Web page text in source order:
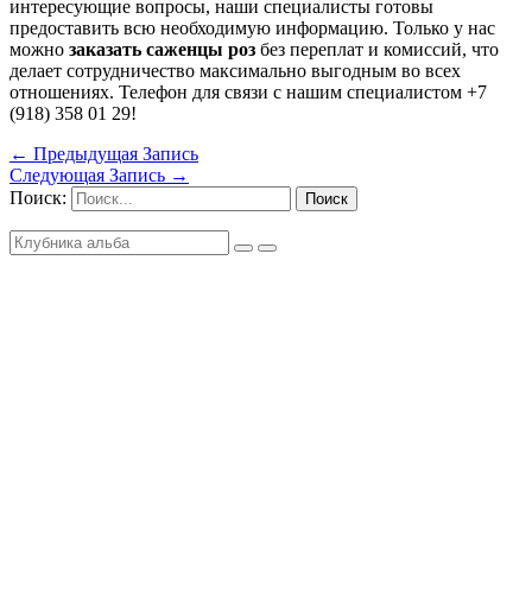
интересующие вопросы, наши специалисты готовы
предоставить всю необходимую информацию. Только у нас
можно заказать саженцы роз без переплат и комиссий, что
делает сотрудничество максимально выгодным во всех
отношениях. Телефон для связи с нашим специалистом +7
(918) 358 01 29!
← Предыдущая Запись
Следующая Запись →
Поиск: